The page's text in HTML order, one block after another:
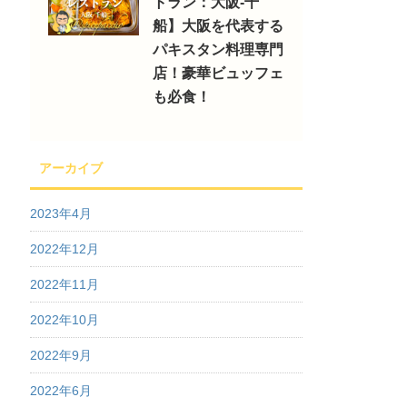
船】大阪を代表する
パキスタン料理専門
店！豪華ビュッフェ
も必食！
アーカイブ
2023年4月
2022年12月
2022年11月
2022年10月
2022年9月
2022年6月